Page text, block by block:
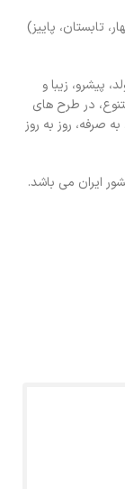
تابستان، پاییز)
تولد، پیشرو، زیبا و
در طرح های
صرفه، روز به روز